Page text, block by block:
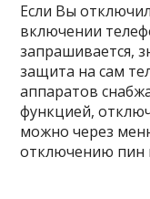
Если Вы
включении
запрашивается,
защита на сам
аппаратов
функцией,
можно через
отключению пин